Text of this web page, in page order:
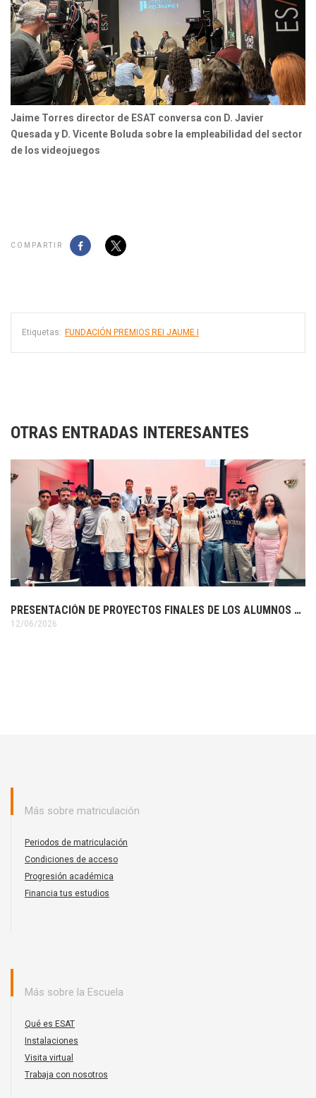
Jaime Torres director de ESAT conversa con D. Javier
Quesada y D. Vicente Boluda sobre la empleabilidad del sector
de los videojuegos
COMPARTIR
Etiquetas: FUNDACIÓN PREMIOS REI JAUME I
OTRAS ENTRADAS INTERESANTES
PRESENTACIÓN DE PROYECTOS FINALES DE LOS ALUMNOS DE 3º DE DISEÑO GRÁFICO
12/06/2026
Más sobre matriculación
Periodos de matriculación
Condiciones de acceso
Progresión académica
Financia tus estudios
Más sobre la Escuela
Qué es ESAT
Instalaciones
Visita virtual
Trabaja con nosotros